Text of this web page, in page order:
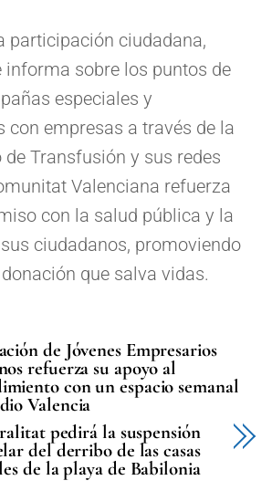
participación ciudadana,
informa sobre los puntos de
especiales y
con empresas a través de la
de Transfusión y sus redes
Valenciana refuerza
con la salud pública y la
ciudadanos, promoviendo
que salva vidas.
de Jóvenes Empresarios
refuerza su apoyo al
con un espacio semanal
Valencia
pedirá la suspensión
del derribo de las casas
de la playa de Babilonia